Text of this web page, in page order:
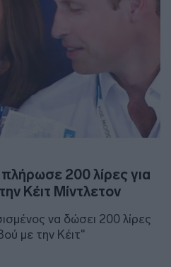
200 λίρες για
Κέιτ Μίντλετον
να δώσει 200 λίρες
με την Κέιτ"